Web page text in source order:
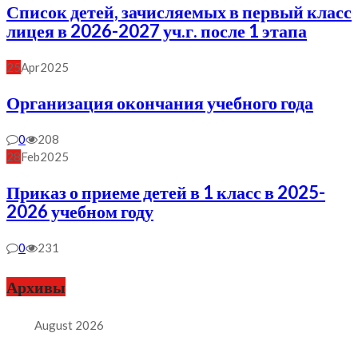
Список детей, зачисляемых в первый класс
лицея в 2026-2027 уч.г. после 1 этапа
25Apr2025
Организация окончания учебного года
0
208
28Feb2025
Приказ о приеме детей в 1 класс в 2025-
2026 учебном году
0 231
Архивы
August 2026